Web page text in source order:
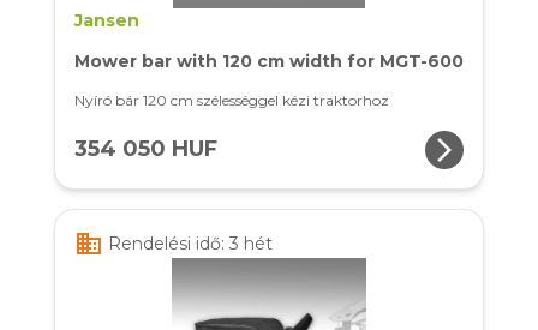
Jansen
Mower bar with 120 cm width for MGT-600
Nyíró bár 120 cm szélességgel kézi traktorhoz
354 050 HUF arrow_forward_ios
business Rendelési idő: 3 hét